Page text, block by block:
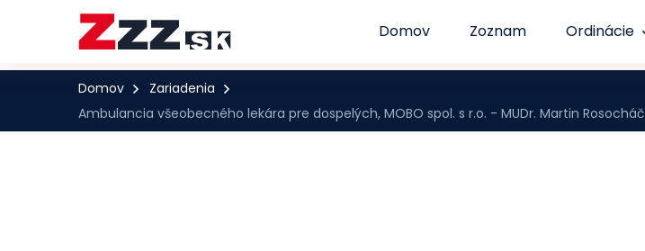
Domov Zoznam Ordinácie
Domov
Zariadenia
Ambulancia všeobecného lekára pre dospelých, MOBO spol. s r.o. - MUDr. Martin Rosocháč